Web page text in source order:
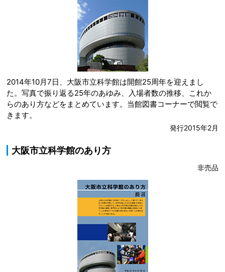
2014年10月7日、大阪市立科学館は開館25周年を迎えまし
た。写真で振り返る25年のあゆみ、入場者数の推移、これか
らのあり方などをまとめています。当館図書コーナーで閲覧で
きます。
発行2015年2月
大阪市立科学館のあり方
非売品